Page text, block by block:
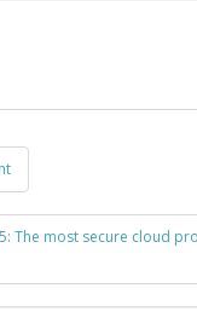
The most secure cloud